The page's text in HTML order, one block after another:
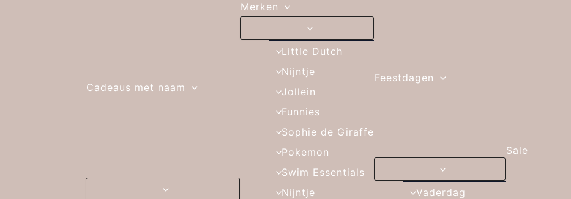
Cadeaus met naam
Merken
Little Dutch
Nijntje
Jollein
Funnies
Sophie de Giraffe
Pokemon
Swim Essentials
Nijntje
Feestdagen
Vaderdag
Sale